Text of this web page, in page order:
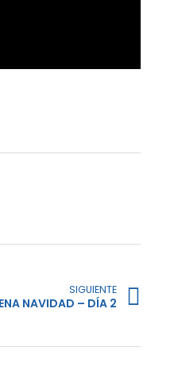
SIGUIENTE
NAVIDAD – DÍA 2